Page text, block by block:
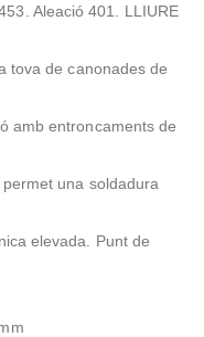
Aleació 401. LLIURE
tova de canonades de
amb entroncaments de
permet una soldadura
elevada. Punt de